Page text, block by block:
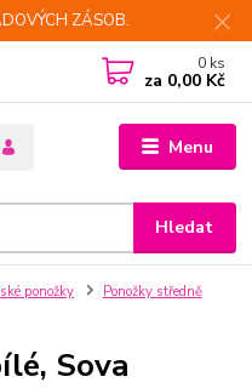
ZÁSOB.
Menu
Hledat
0 ks
za 0,00 Kč
ponožky
Ponožky středně
Sova